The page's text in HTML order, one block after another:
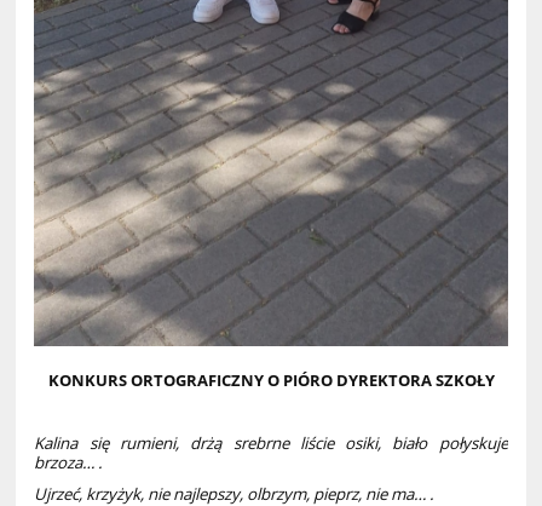
KONKURS ORTOGRAFICZNY O PIÓRO DYREKTORA SZKOŁY
Kalina się rumieni, drżą srebrne liście osiki, biało połyskuje
brzoza… .
Ujrzeć, krzyżyk, nie najlepszy, olbrzym, pieprz, nie ma… .